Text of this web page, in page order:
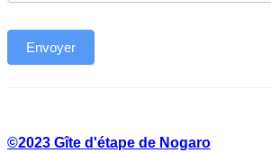
©2023 Gîte d'étape de Nogaro